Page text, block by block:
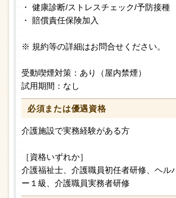
・ 健康診断/ストレスチェック/予防接種
・ 賠償責任保険加入
※ 規約等の詳細はお問合せください。
受動喫煙対策：あり（屋内禁煙）
試用期間：なし
必須または優遇資格
介護施設で実務経験がある方
［資格いずれか］
介護福祉士、介護職員初任者研修、ヘル
ー１級、介護職員実務者研修